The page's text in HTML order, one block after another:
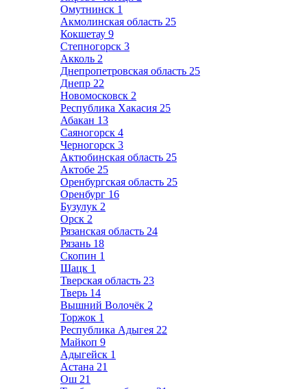
Омутнинск 1
Акмолинская область 25
Кокшетау 9
Степногорск 3
Акколь 2
Днепропетровская область 25
Днепр 22
Новомосковск 2
Республика Хакасия 25
Абакан 13
Саяногорск 4
Черногорск 3
Актюбинская область 25
Актобе 25
Оренбургская область 25
Оренбург 16
Бузулук 2
Орск 2
Рязанская область 24
Рязань 18
Скопин 1
Шацк 1
Тверская область 23
Тверь 14
Вышний Волочёк 2
Торжок 1
Республика Адыгея 22
Майкоп 9
Адыгейск 1
Астана 21
Ош 21